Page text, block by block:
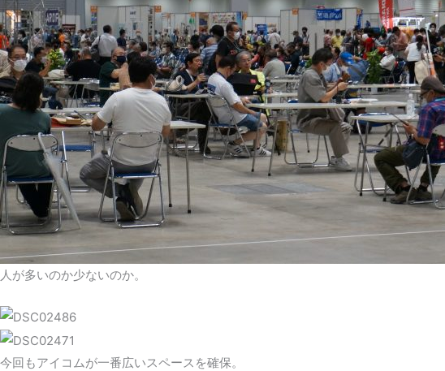
人が多いのか少ないのか。
今回もアイコムが一番広いスペースを確保。